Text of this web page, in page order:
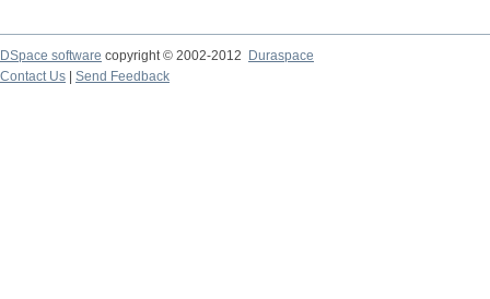
DSpace software copyright © 2002-2012
Duraspace
Contact Us
Send Feedback